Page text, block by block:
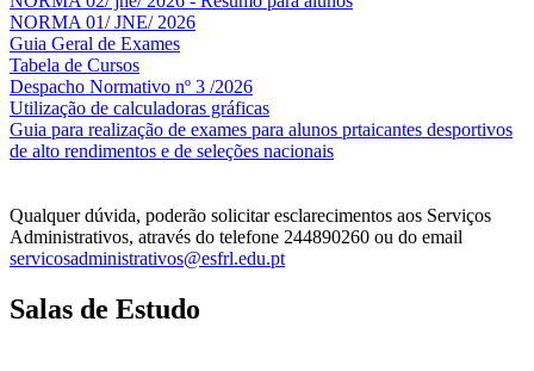
NORMA 01/ JNE/ 2026
Guia Geral de Exames
Tabela de Cursos
Despacho Normativo nº 3 /2026
Utilização de calculadoras gráficas
Guia para realização de exames para alunos prtaicantes desportivos
de alto rendimentos e de seleções nacionais
Qualquer dúvida, poderão solicitar esclarecimentos aos Serviços
Administrativos, através do telefone 244890260 ou do email
servicosadministrativos@esfrl.edu.pt
Salas de Estudo